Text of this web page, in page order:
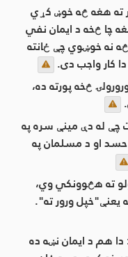
ته هغه څه خوښ کړي
چا څخه د ایمان نفي
نه خوښوي چې ځانته
کار واجب دی.
څخه پورته ده،
چې له دې مينې سره په
حسد او د مسلمان په
ته هڅوونکي وي،
یعنې"خپل ورور ته".
هم د ایمان نښه ده